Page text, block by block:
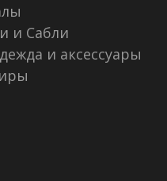
и Сабли
и аксессуары